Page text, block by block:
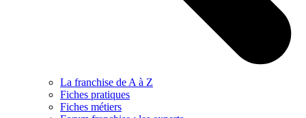
La franchise de A à Z
Fiches pratiques
Fiches métiers